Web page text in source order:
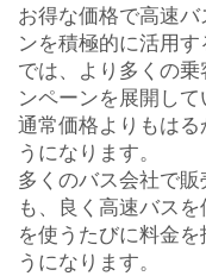
お得な価格で高速
ンを積極的に活用
では、より多くの
ンペーンを展開して
通常価格よりもは
うになります。
多くのバス会社で
も、良く高速バス
を使うたびに料金
うになります。